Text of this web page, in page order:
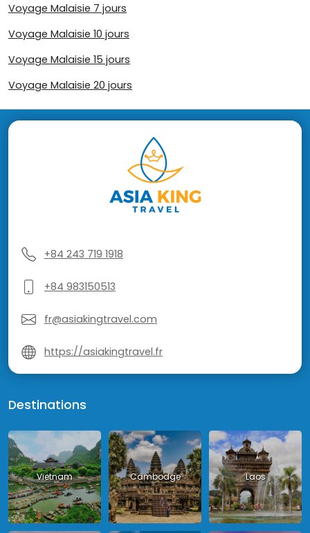
Voyage Malaisie 7 jours
Voyage Malaisie 10 jours
Voyage Malaisie 15 jours
Voyage Malaisie 20 jours
+84 243 719 1918
+84 983150513
fr@asiakingtravel.com
https://asiakingtravel.fr
Destinations
Vietnam Cambodge Laos